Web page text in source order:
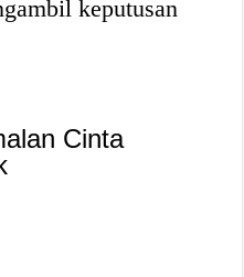
keputusan
Cinta